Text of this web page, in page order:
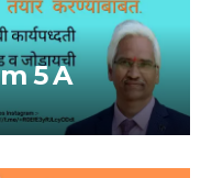
5 A